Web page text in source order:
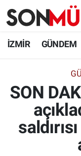
İZMİR GÜNDEM
SON
İzmir Nöbetçi
İzmir Namaz
İzmir Trafik
Süper Lig